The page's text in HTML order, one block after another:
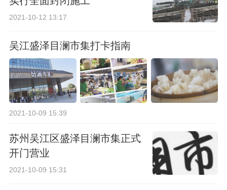
2021-10-12 13:17
吴江盛泽目澜市集打卡指南
2021-10-09 15:39
苏州吴江区盛泽目澜市集正式
开门营业
2021-10-09 15:31